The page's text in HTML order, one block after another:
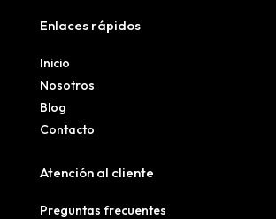
Enlaces rápidos
Inicio
Nosotros
Blog
Contacto
Atención al cliente
Preguntas frecuentes